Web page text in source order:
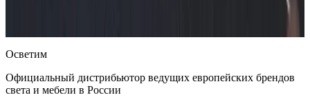
Осветим
Официальный дистрибьютор ведущих европейских брендов
света и мебели в России